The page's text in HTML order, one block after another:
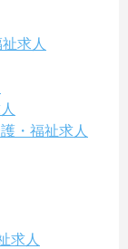
求人
・福祉求人
求人